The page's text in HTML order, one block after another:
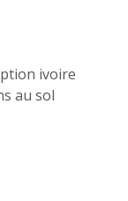
ivoire
au sol